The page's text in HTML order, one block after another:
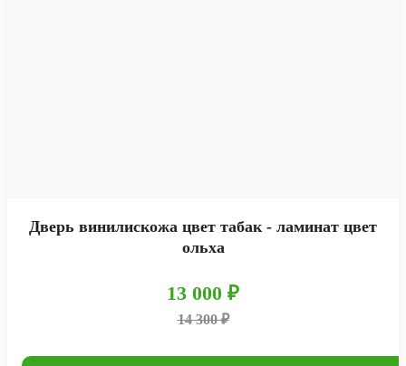
Дверь винилискожа цвет табак - ламинат цвет
ольха
13 000 ₽
14 300 ₽